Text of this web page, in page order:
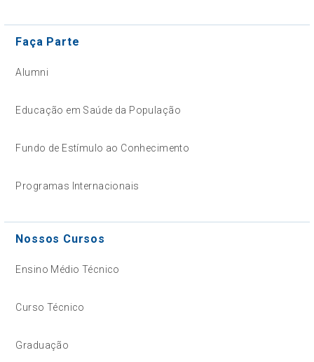
Faça Parte
Alumni
Educação em Saúde da População
Fundo de Estímulo ao Conhecimento
Programas Internacionais
Nossos Cursos
Ensino Médio Técnico
Curso Técnico
Graduação